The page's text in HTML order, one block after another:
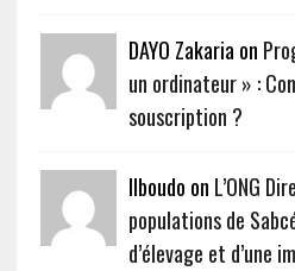
DAYO Zakaria on
un ordinateur » :
souscription ?
Ilboudo on L’ONG
populations de
d’élevage et d’une